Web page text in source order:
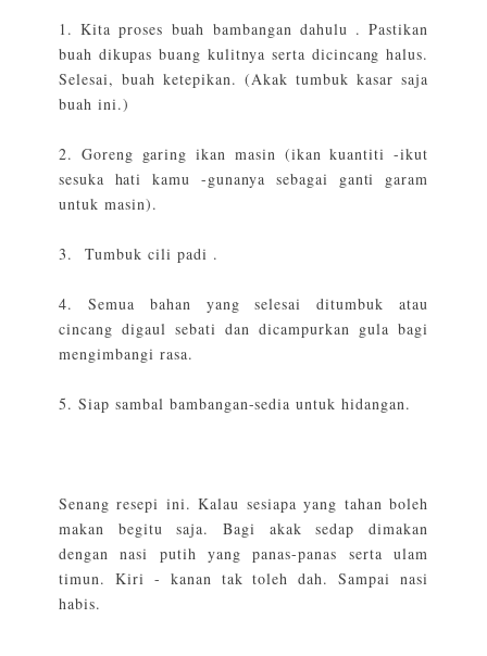
1. Kita proses buah bambangan dahulu . Pastikan
buah dikupas buang kulitnya serta dicincang halus.
Selesai, buah ketepikan. (Akak tumbuk kasar saja
buah ini.)
2. Goreng garing ikan masin (ikan kuantiti -ikut
sesuka hati kamu -gunanya sebagai ganti garam
untuk masin).
3. Tumbuk cili padi .
4. Semua bahan yang selesai ditumbuk atau
cincang digaul sebati dan dicampurkan gula bagi
mengimbangi rasa.
5. Siap sambal bambangan-sedia untuk hidangan.
Senang resepi ini. Kalau sesiapa yang tahan boleh
makan begitu saja. Bagi akak sedap dimakan
dengan nasi putih yang panas-panas serta ulam
timun. Kiri - kanan tak toleh dah. Sampai nasi
habis.